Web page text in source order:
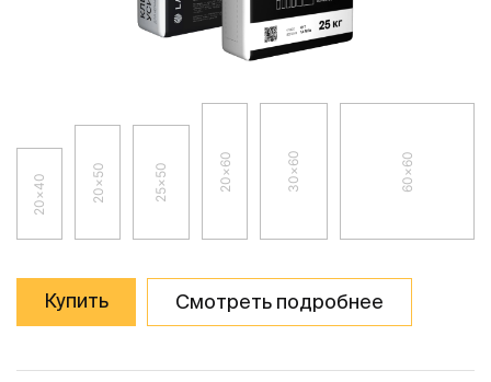
20×40 20×50 25×50 20×60 30×60 60×60
Купить Смотреть подробнее